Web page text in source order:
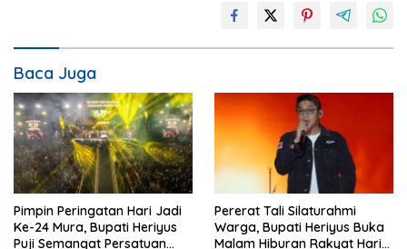
Baca Juga
Pimpin Peringatan Hari Jadi
Ke-24 Mura, Bupati Heriyus
Puji Semangat Persatuan
Pererat Tali Silaturahmi
Warga, Bupati Heriyus Buka
Malam Hiburan Rakyat Hari